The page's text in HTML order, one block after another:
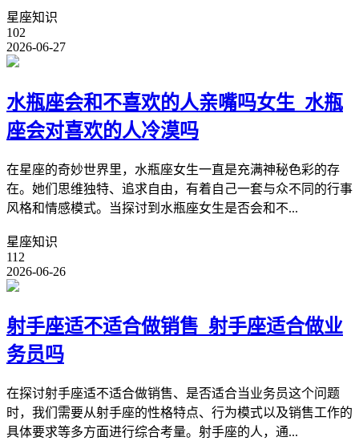
星座知识
102
2026-06-27
水瓶座会和不喜欢的人亲嘴吗女生_水瓶
座会对喜欢的人冷漠吗
在星座的奇妙世界里，水瓶座女生一直是充满神秘色彩的存
在。她们思维独特、追求自由，有着自己一套与众不同的行事
风格和情感模式。当探讨到水瓶座女生是否会和不...
星座知识
112
2026-06-26
射手座适不适合做销售_射手座适合做业
务员吗
在探讨射手座适不适合做销售、是否适合当业务员这个问题
时，我们需要从射手座的性格特点、行为模式以及销售工作的
具体要求等多方面进行综合考量。射手座的人，通...